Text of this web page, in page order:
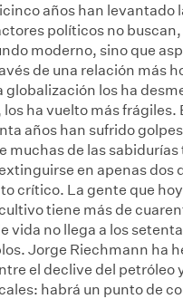
años han levantado
políticos no
moderno, sino que
de una relación más
globalización los ha
ha vuelto más frágiles.
años han sufrido
muchas de las
en apenas dos
crítico. La gente que
tiene más de
vida no llega a los
Jorge Riechmann ha
el declive del petróleo
habrá un punto de